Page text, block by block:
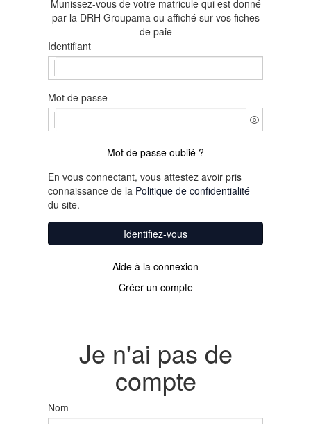
Munissez-vous de votre matricule qui est donné
par la DRH Groupama ou affiché sur vos fiches
de paie
Identifiant
Mot de passe
Mot de passe oublié ?
En vous connectant, vous attestez avoir pris
connaissance de la Politique de confidentialité
du site.
Identifiez-vous
Aide à la connexion
Créer un compte
Je n'ai pas de
compte
Nom